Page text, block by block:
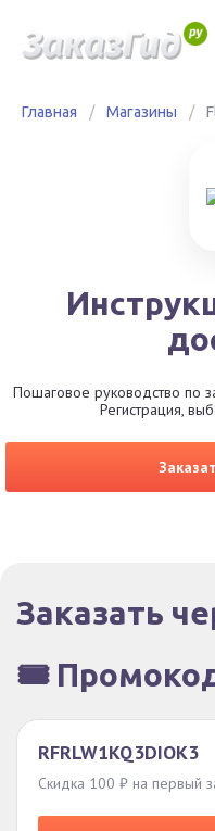
Главная / Магазины /
Пошаговое руководство по
Регистрация,
Заказать
🎟️
RFRLW1KQ3DIOK3
Скидка 100 ₽ на первый